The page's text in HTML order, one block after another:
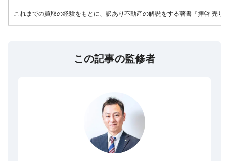
これまでの買取の経験をもとに、訳あり不動産の解説をする著書『拝啓 売
この記事の監修者